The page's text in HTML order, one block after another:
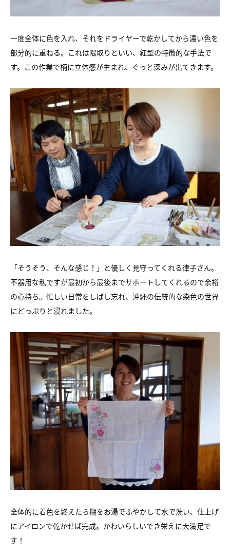
一度全体に色を入れ、それをドライヤーで乾かしてから濃い色を
部分的に重ねる。これは隈取りといい、紅型の特徴的な手法で
す。この作業で柄に立体感が生まれ、ぐっと深みが出てきます。
「そうそう、そんな感じ！」と優しく見守ってくれる律子さん。
不器用な私ですが最初から最後までサポートしてくれるので余裕
の心持ち。忙しい日常をしばし忘れ、沖縄の伝統的な染色の世界
にどっぷりと浸れました。
全体的に着色を終えたら糊をお湯でふやかして水で洗い、仕上げ
にアイロンで乾かせば完成。かわいらしいでき栄えに大満足で
す！